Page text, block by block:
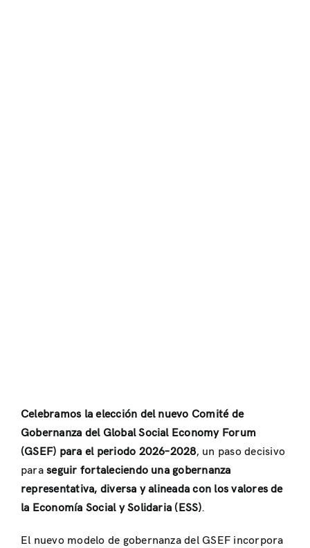
Celebramos la elección del nuevo Comité de
Gobernanza del Global Social Economy Forum
(GSEF) para el periodo 2026–2028, un paso decisivo
paraseguir fortaleciendo una gobernanza
representativa, diversa y alineada con los valores de
la Economía Social y Solidaria (ESS).
El nuevo modelo de gobernanza del GSEF incorpora